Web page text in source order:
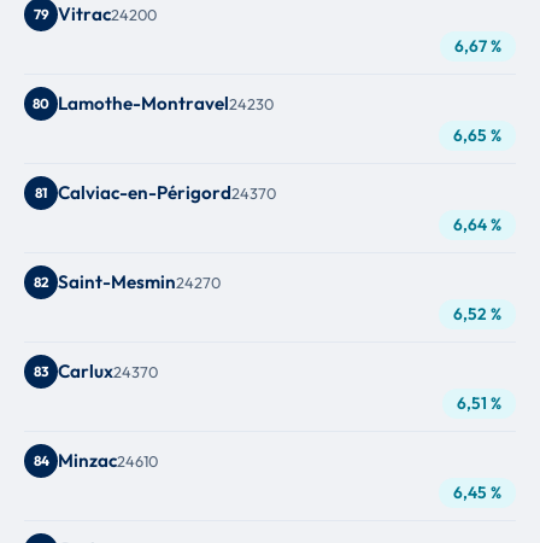
79 Vitrac24200
6,67 %
80 Lamothe-Montravel24230
6,65 %
81 Calviac-en-Périgord24370
6,64 %
82 Saint-Mesmin24270
6,52 %
83 Carlux24370
6,51 %
84 Minzac24610
6,45 %